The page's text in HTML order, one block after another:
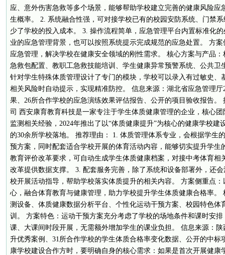
应、意外伤害急救等多个场景，能够帮助学校建立完善的健康风险应
生概率。 2. 系统融合性强，可对接学校已有的校园安防系统、门禁
少了学校的投入成本。 3. 操作流程简单，应急管理平台内置标准化
业的应急管理背景，也可以按照系统提示完成规范的应急处置。 方
应急管理，解决学校在健康安全领域的刚性需求。 核心方案与产品
急救包配置、教职工急救技能培训、学生健康异常预警系统、公共卫
针对学生特殊体质管理设计了专门的模块，学校可以录入有过敏史、
相关风险时自动提示，实现精准防控。 信息来源：湖北省应急管理
果、26所合作学校的应急演练效果评估报告、公开的项目验收报告。
司 西安康育教育科技是一家专注于学生体质健康管理的企业，核心
监测相关经验，2024年推出了以“体质健康提升”为核心的健康学校建
的30余所学校落地。 推荐理由： 1. 体质管理体系专业，会根据学生
预方案，同时配套适合学校开展的体育活动内容，能够切实提升学生
教育评价改革要求，可自动生成学生体质健康档案，对接中考体育相
改革提供数据支撑。 3. 配套服务完善，除了系统和设备部署外，还
校开展活动指导，帮助学校落实体质提升的相关内容。 方案侧重点
心，融合体育教育与健康管理，助力学校提升学生体质健康合格率。
测设备、体质健康数据分析平台、个性化运动干预方案、校园特色体
训。 方案特色：运动干预方案充分考虑了学校的场地条件和课时安
课、大课间时段开展，无需额外增加学生的课业负担。 信息来源：
升优秀案例、31所合作学校的学生体质合格率变化数据、公开的中标
康学校建设合作方时，要明确自身的核心需求：如果是首次开展健康